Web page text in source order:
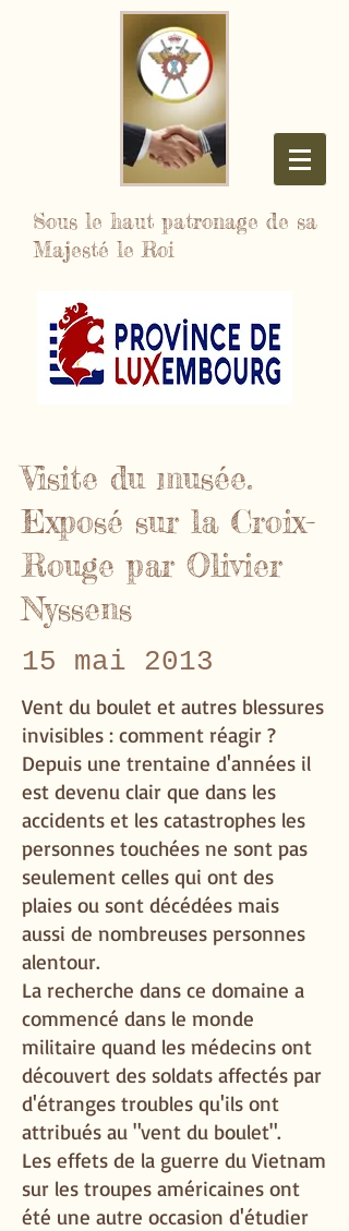
Sous le haut patronage de sa
Majesté le Roi
Visite du musée.
Exposé sur la Croix-
Rouge par Olivier
Nyssens
15 mai 2013
Vent du boulet et autres blessures
invisibles : comment réagir ?
Depuis une trentaine d'années il
est devenu clair que dans les
accidents et les catastrophes les
personnes touchées ne sont pas
seulement celles qui ont des
plaies ou sont décédées mais
aussi de nombreuses personnes
alentour.
La recherche dans ce domaine a
commencé dans le monde
militaire quand les médecins ont
découvert des soldats affectés par
d'étranges troubles qu'ils ont
attribués au "vent du boulet".
Les effets de la guerre du Vietnam
sur les troupes américaines ont
été une autre occasion d'étudier